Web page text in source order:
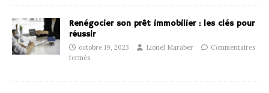
Renégocier son prêt immobilier : les clés pour
réussir
octobre 19, 2023 Lionel Maraber
Commentaires
fermés